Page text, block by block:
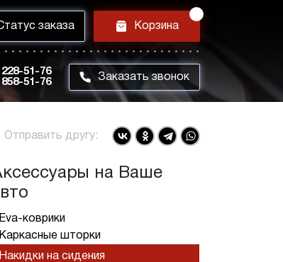
заказа h Корзина
228-51-76
858-51-76
m Заказать звонок
Отправить другу:
на Ваше
Eva-коврики
Каркасные шторки
Накидки на сидения